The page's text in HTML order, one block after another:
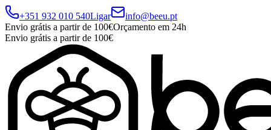
+351 932 010 540Ligar
info@beeu.pt
Envio grátis a partir de 100€Orçamento em 24h
Envio grátis a partir de 100€